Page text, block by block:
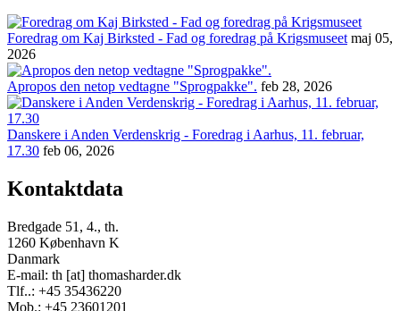
Foredrag om Kaj Birksted - Fad og foredrag på Krigsmuseet maj 05,
2026
Apropos den netop vedtagne "Sprogpakke". feb 28, 2026
Danskere i Anden Verdenskrig - Foredrag i Aarhus, 11. februar,
17.30 feb 06, 2026
Kontaktdata
Bredgade 51, 4., th.
1260 København K
Danmark
E-mail: th [at] thomasharder.dk
Tlf..: +45 35436220
Mob.: +45 23601201